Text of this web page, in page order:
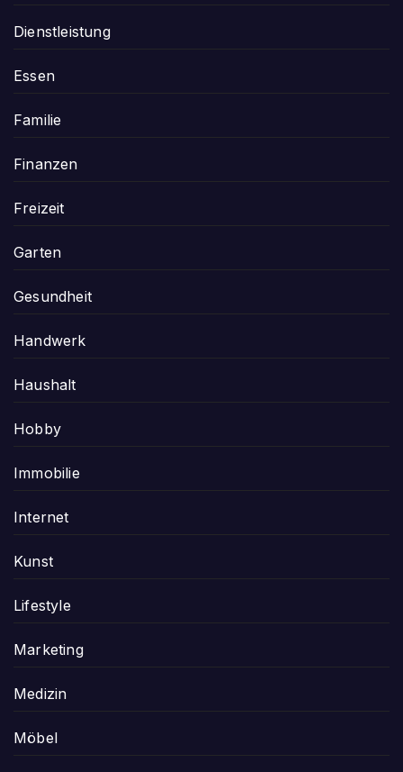
Dienstleistung
Essen
Familie
Finanzen
Freizeit
Garten
Gesundheit
Handwerk
Haushalt
Hobby
Immobilie
Internet
Kunst
Lifestyle
Marketing
Medizin
Möbel